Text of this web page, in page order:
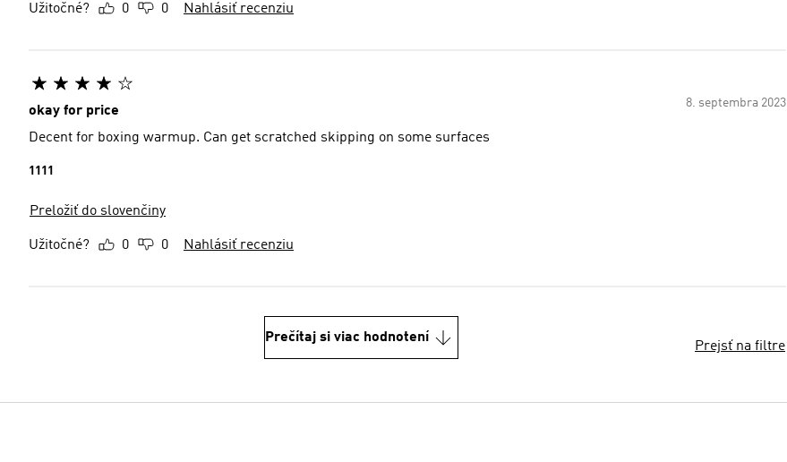
Užitočné? 0 0 Nahlásiť recenziu
8. septembra 2023
okay for price
Decent for boxing warmup. Can get scratched skipping on some surfaces
1111
Preložiť do slovenčiny
Užitočné? 0 0 Nahlásiť recenziu
Prečítaj si viac hodnotení
Prejsť na filtre